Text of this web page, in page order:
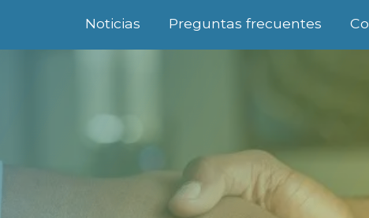
Noticias Preguntas frecuentes